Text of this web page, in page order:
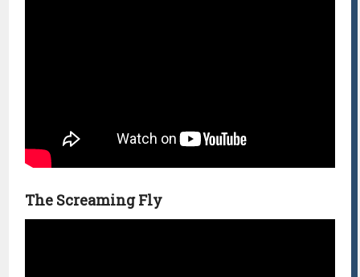
The Screaming Fly